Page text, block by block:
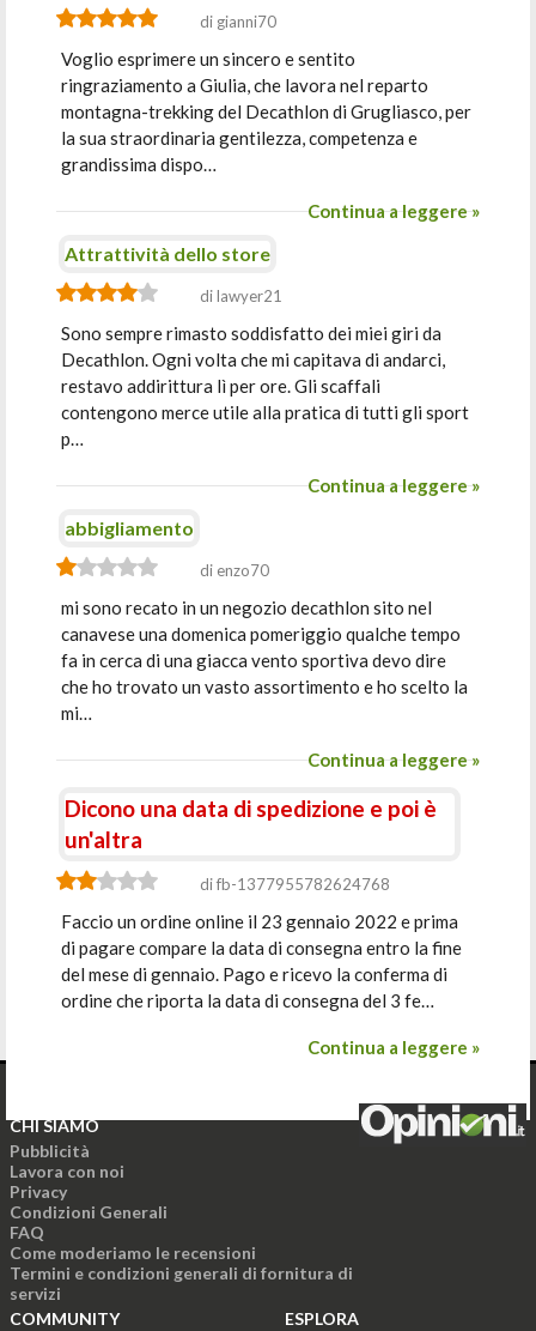
di gianni70
Voglio esprimere un sincero e sentito
ringraziamento a Giulia, che lavora nel reparto
montagna-trekking del Decathlon di Grugliasco, per
la sua straordinaria gentilezza, competenza e
grandissima dispo…
Continua a leggere »
Attrattività dello store
di lawyer21
Sono sempre rimasto soddisfatto dei miei giri da
Decathlon. Ogni volta che mi capitava di andarci,
restavo addirittura lì per ore. Gli scaffali
contengono merce utile alla pratica di tutti gli sport
p…
Continua a leggere »
abbigliamento
di enzo70
mi sono recato in un negozio decathlon sito nel
canavese una domenica pomeriggio qualche tempo
fa in cerca di una giacca vento sportiva devo dire
che ho trovato un vasto assortimento e ho scelto la
mi…
Continua a leggere »
Dicono una data di spedizione e poi è
un'altra
di fb-1377955782624768
Faccio un ordine online il 23 gennaio 2022 e prima
di pagare compare la data di consegna entro la fine
del mese di gennaio. Pago e ricevo la conferma di
ordine che riporta la data di consegna del 3 fe…
Continua a leggere »
CHI SIAMO
Pubblicità
Lavora con noi
Privacy
Condizioni Generali
FAQ
Come moderiamo le recensioni
Termini e condizioni generali di fornitura di
servizi
COMMUNITY
ESPLORA